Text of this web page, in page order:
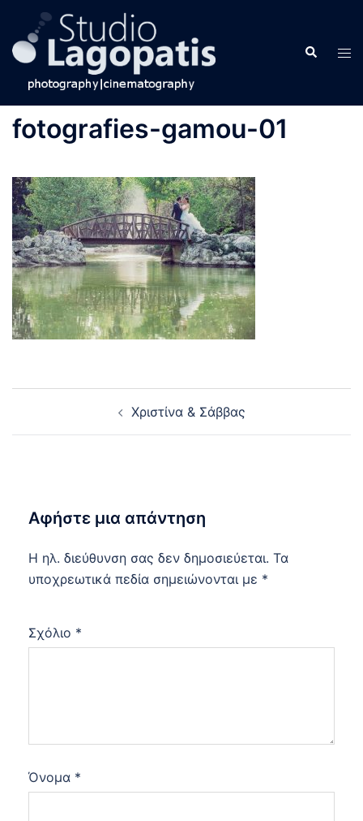
content
Search
fotografies-gamou-01
Χριστίνα & Σάββας
Αφήστε μια απάντηση
Η ηλ. διεύθυνση σας δεν δημοσιεύεται. Τα
υποχρεωτικά πεδία σημειώνονται με *
Σχόλιο *
Όνομα *